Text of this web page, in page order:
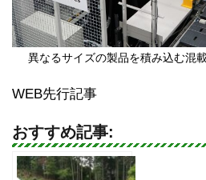
異なるサイズの製品を積み込む混
WEB先行記事
おすすめ記事: